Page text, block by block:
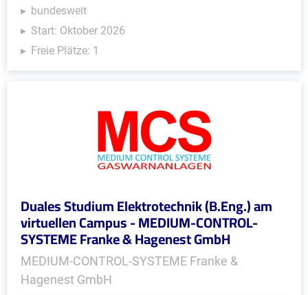
bundesweit
Start: Oktober 2026
Freie Plätze: 1
Duales Studium Elektrotechnik (B.Eng.) am
virtuellen Campus - MEDIUM-CONTROL-
SYSTEME Franke & Hagenest GmbH
MEDIUM-CONTROL-SYSTEME Franke &
Hagenest GmbH